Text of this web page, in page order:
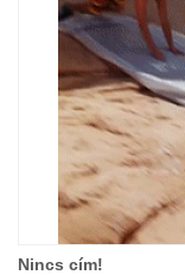
Nincs cím!